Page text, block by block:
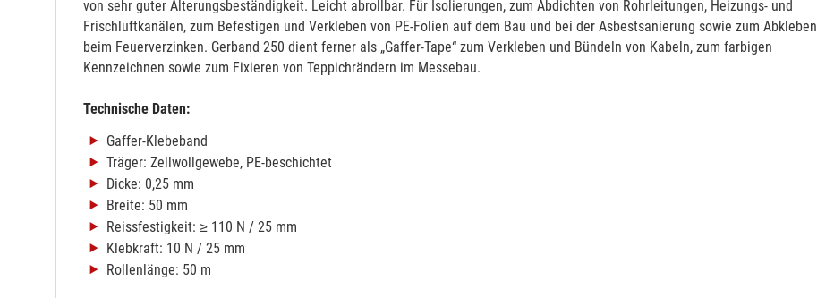
von sehr guter Alterungsbeständigkeit. Leicht abrollbar. Für Isolierungen, zum Abdichten von Rohrleitungen, Heizungs- und
Frischluftkanälen, zum Befestigen und Verkleben von PE-Folien auf dem Bau und bei der Asbestsanierung sowie zum Abkleben
beim Feuerverzinken. Gerband 250 dient ferner als „Gaffer-Tape“ zum Verkleben und Bündeln von Kabeln, zum farbigen
Kennzeichnen sowie zum Fixieren von Teppichrändern im Messebau.
Technische Daten:
Gaffer-Klebeband
Träger: Zellwollgewebe, PE-beschichtet
Dicke: 0,25 mm
Breite: 50 mm
Reissfestigkeit: ≥ 110 N / 25 mm
Klebkraft: 10 N / 25 mm
Rollenlänge: 50 m